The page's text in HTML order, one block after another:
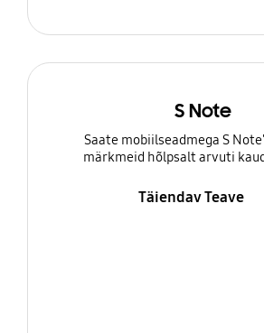
S Note
Saate mobiilseadmega S
märkmeid hõlpsalt arvuti
Täiendav Teave